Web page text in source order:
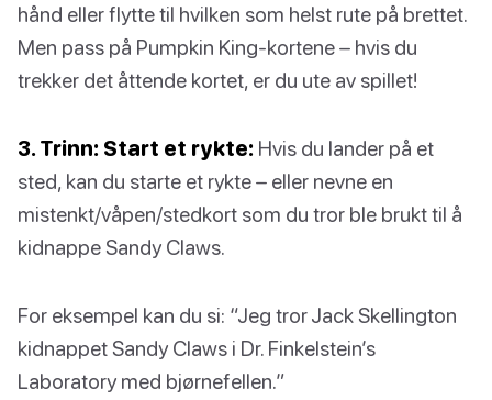
hånd eller flytte til hvilken som helst rute på brettet.
Men pass på Pumpkin King-kortene – hvis du
trekker det åttende kortet, er du ute av spillet!
3. Trinn: Start et rykte: Hvis du lander på et
sted, kan du starte et rykte – eller nevne en
mistenkt/våpen/stedkort som du tror ble brukt til å
kidnappe Sandy Claws.
For eksempel kan du si: “Jeg tror Jack Skellington
kidnappet Sandy Claws i Dr. Finkelstein’s
Laboratory med bjørnefellen.”